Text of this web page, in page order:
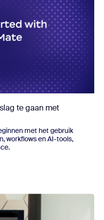
te gaan met
met het gebruik
workflows en AI-tools,